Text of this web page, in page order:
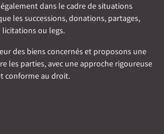
dans le cadre de situations
les successions, donations, partages,
licitations ou legs.
des biens concernés et proposons une
les parties, avec une approche rigoureuse
conforme au droit.